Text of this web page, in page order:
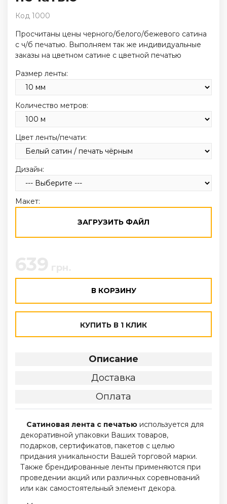
Код 1000
Просчитаны цены черного/белого/бежевого сатина
с ч/б печатью. Выполняем так же индивидуальные
заказы на цветном сатине с цветной печатью
Размер ленты:
Количество метров:
Цвет ленты/печати:
Дизайн:
Макет:
ЗАГРУЗИТЬ ФАЙЛ
В КОРЗИНУ
КУПИТЬ В 1 КЛИК
Описание
Доставка
Оплата
Сатиновая лента с печатью используется для
декоративной упаковки Ваших товаров,
подарков, сертификатов, пакетов с целью
придания уникальности Вашей торговой марки.
Также брендированные ленты применяются при
проведении акций или различных соревнований
или как самостоятельный элемент декора.